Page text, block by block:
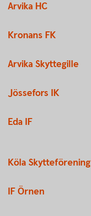
Arvika HC
Kronans FK
Arvika Skyttegille
Jössefors IK
Eda IF
Köla Skytteförening
IF Örnen